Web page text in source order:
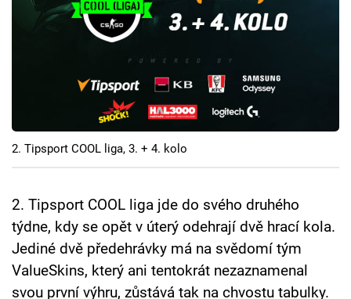
Seriály
Cool Esport
Pořady
TV Program
Sledujte prima+
Přihlášení
2. Tipsport COOL liga, 3. + 4. kolo
2. Tipsport COOL liga jde do svého druhého
týdne, kdy se opět v úterý odehrají dvě hrací kola.
Jediné dvě předehrávky má na svědomí tým
ValueSkins, který ani tentokrát nezaznamenal
svou první výhru, zůstává tak na chvostu tabulky.